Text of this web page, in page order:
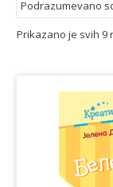
Prikazano je svih 9